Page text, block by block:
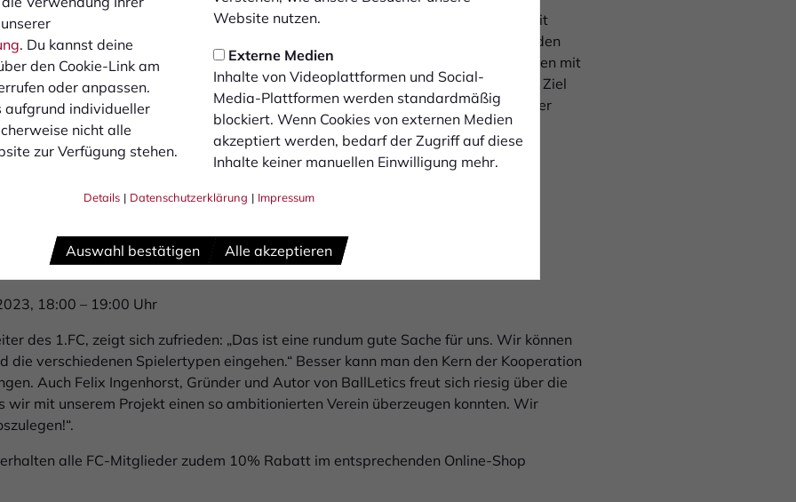
. Du kannst deine
den Cookie-Link am
oder anpassen.
aufgrund individueller
nicht alle
zur Verfügung stehen.
Website nutzen.
Externe Medien
Inhalte von Videoplattformen und Social-
Media-Plattformen werden standardmäßig
blockiert. Wenn Cookies von externen Medien
akzeptiert werden, bedarf der Zugriff auf diese
Inhalte keiner manuellen Einwilligung mehr.
Details | Datenschutzerklärung | Impressum
Auswahl bestätigen Alle akzeptieren
geplant und soll einmal pro Woche den Spieler und Spielerinnen die Möglichkeit
zu verbessern und neue Tricks dazuzulernen. „Die AG ist der optimale Rahmen, den
unsere Inhalte näher zu bringen. Wir freuen uns, dass die Spieler und Spielerinnen mit
erlernen können. Es soll uns allen Spaß machen“, skizziert Felix Ingenhorst das Ziel
und Spielerinnen des 1.FC Bocholts herzlich eingeladen. Eine Anmeldung per
wird erwünscht.
des 1.FC Bocholts zu folgenden Terminen statt:
18:00 - 19:00 Uhr
18:00 - 19:00 Uhr
18:00 - 19:00 Uhr
18:00 – 19:00 Uhr
des 1.FC, zeigt sich zufrieden: „Das ist eine rundum gute Sache für uns. Wir können
die verschiedenen Spielertypen eingehen.“ Besser kann man den Kern der Kooperation
Auch Felix Ingenhorst, Gründer und Autor von BallLetics freut sich riesig über die
wir mit unserem Projekt einen so ambitionierten Verein überzeugen konnten. Wir
erhalten alle FC-Mitglieder zudem 10% Rabatt im entsprechenden Online-Shop